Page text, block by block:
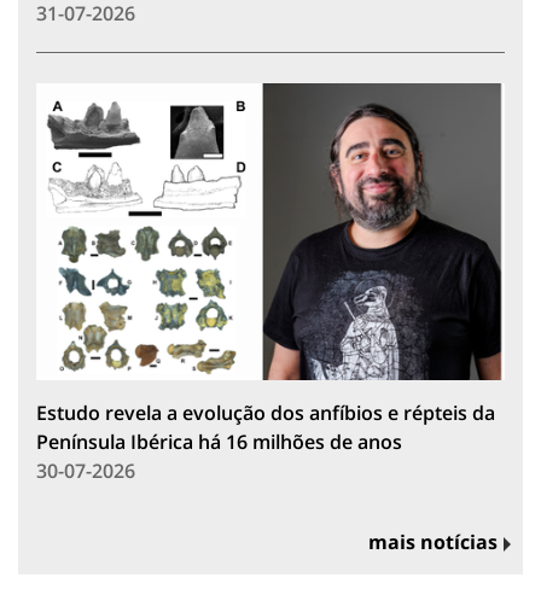
31-07-2026
Estudo revela a evolução dos anfíbios e répteis da
Península Ibérica há 16 milhões de anos
30-07-2026
mais notícias